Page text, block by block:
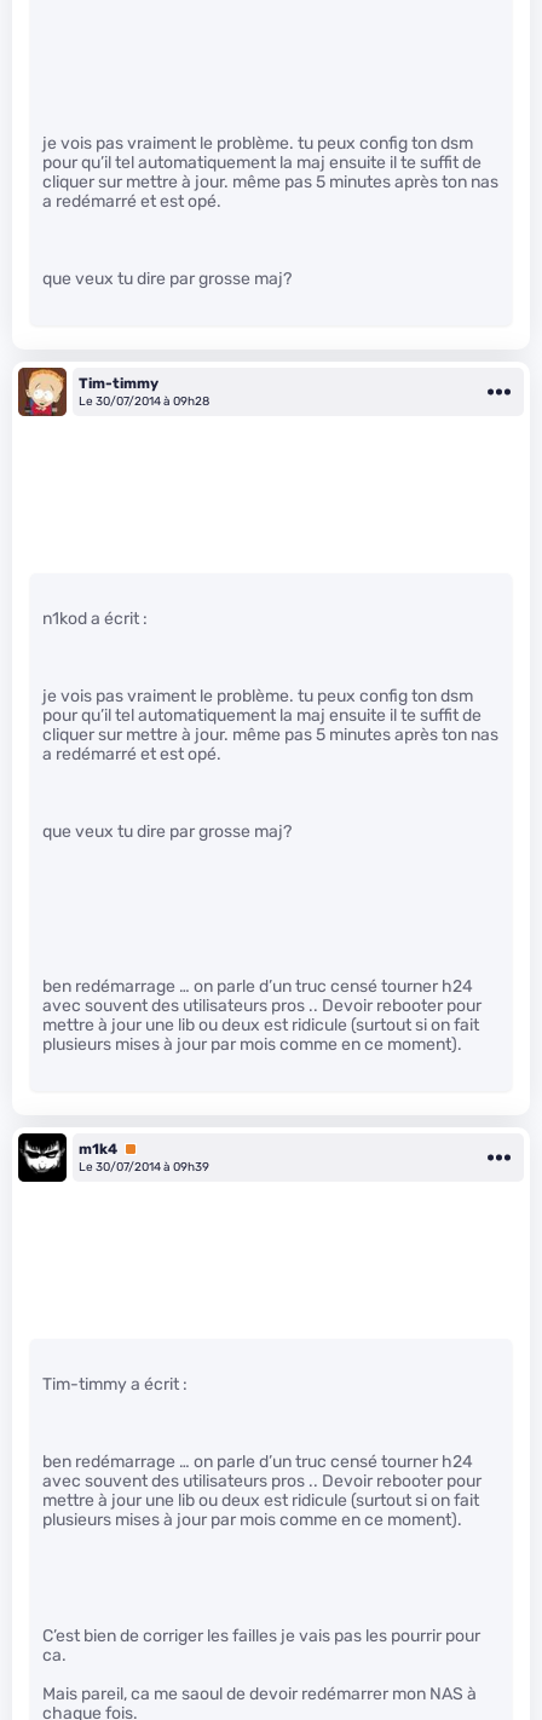
je vois pas vraiment le problème. tu peux config ton dsm
pour qu’il tel automatiquement la maj ensuite il te suffit de
cliquer sur mettre à jour. même pas 5 minutes après ton nas
a redémarré et est opé.
que veux tu dire par grosse maj?
Tim-timmy
Le 30/07/2014 à 09h28
n1kod a écrit :
je vois pas vraiment le problème. tu peux config ton dsm
pour qu’il tel automatiquement la maj ensuite il te suffit de
cliquer sur mettre à jour. même pas 5 minutes après ton nas
a redémarré et est opé.
que veux tu dire par grosse maj?
ben redémarrage … on parle d’un truc censé tourner h24
avec souvent des utilisateurs pros .. Devoir rebooter pour
mettre à jour une lib ou deux est ridicule (surtout si on fait
plusieurs mises à jour par mois comme en ce moment).
m1k4 Premium
Le 30/07/2014 à 09h39
Tim-timmy a écrit :
ben redémarrage … on parle d’un truc censé tourner h24
avec souvent des utilisateurs pros .. Devoir rebooter pour
mettre à jour une lib ou deux est ridicule (surtout si on fait
plusieurs mises à jour par mois comme en ce moment).
C’est bien de corriger les failles je vais pas les pourrir pour
ca.
Mais pareil, ca me saoul de devoir redémarrer mon NAS à
chaque fois.